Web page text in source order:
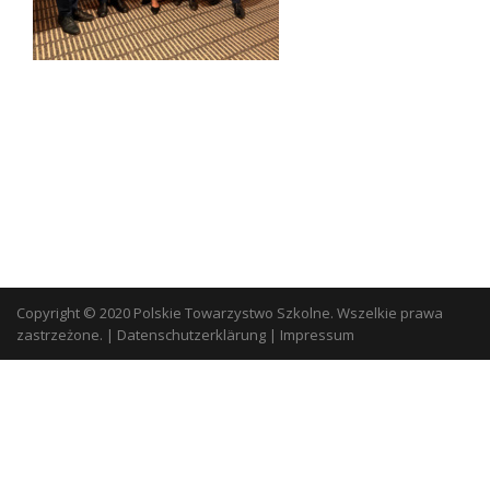
Copyright © 2020 Polskie Towarzystwo Szkolne. Wszelkie prawa
zastrzeżone. | Datenschutzerklärung | Impressum